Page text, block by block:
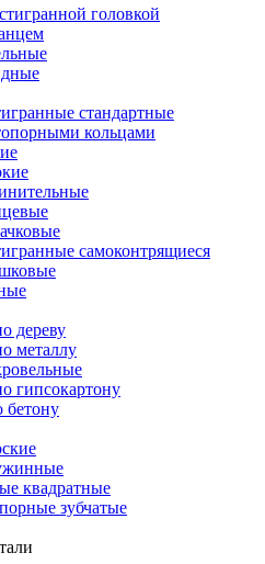
головкой
стандартные
кольцами
самоконтрящиеся
дереву
металлу
гипсокартону
квадратные
зубчатые